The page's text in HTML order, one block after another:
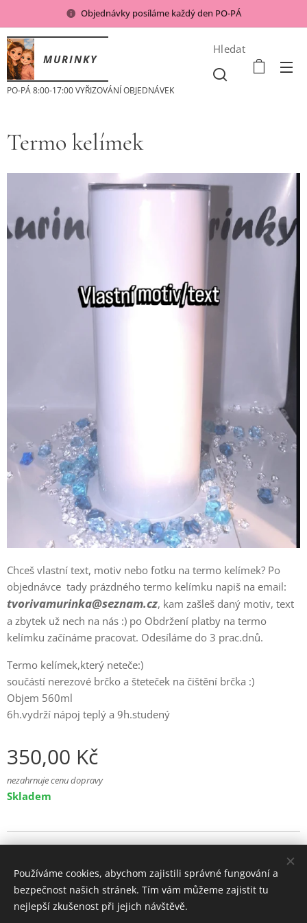
Objednávky posíláme každý den PO-PÁ
MURINKY
PO-PÁ 8:00-17:00 VYŘIZOVÁNÍ OBJEDNÁVEK
Hledat
Termo kelímek
Chceš vlastní text, motiv nebo fotku na termo kelímek? Po
objednávce tady prázdného termo kelímku napiš na email:
tvorivamurinka@seznam.cz, kam zašleš daný motiv, text
a zbytek už nech na nás :) po Obdržení platby na termo
kelímku začínáme pracovat. Odesíláme do 3 prac.dnů.
Termo kelímek,který neteče:)
součástí nerezové brčko a šteteček na čištění brčka :)
Objem 560ml
6h.vydrží nápoj teplý a 9h.studený
350,00 Kč
nezahrnuje cenu dopravy
Skladem
Cookies
Používáme cookies, abychom zajistili správné fungování a
bezpečnost našich stránek. Tím vám můžeme zajistit tu
nejlepší zkušenost při jejich návštěvě.